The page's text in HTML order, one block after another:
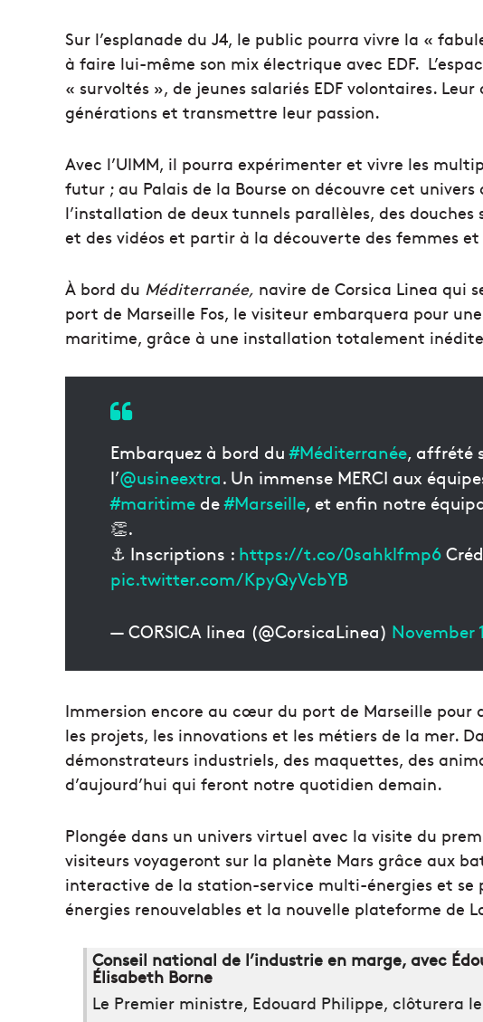
Sur l’esplanade du J4, le public pourra vivre la «
à faire lui-même son mix électrique avec EDF.
« survoltés », de jeunes salariés EDF volontaires.
générations et transmettre leur passion.
Avec l’UIMM, il pourra expérimenter et vivre les
futur ; au Palais de la Bourse on découvre cet
l’installation de deux tunnels parallèles, des
et des vidéos et partir à la découverte des femmes
À bord du Méditerranée, navire de Corsica Linea qui
port de Marseille Fos, le visiteur embarquera pour
maritime, grâce à une installation totalement
Embarquez à bord du#Méditerranée, affrété
l’@usineextra. Un immense MERCI aux
#maritime de#Marseille, et enfin notre
👏.
⚓ Inscriptions : https://t.co/0sahklfmp6
pic.twitter.com/KpyQyVcbYB
— CORSICA linea (@CorsicaLinea) November
Immersion encore au cœur du port de Marseille
les projets, les innovations et les métiers de la mer.
démonstrateurs industriels, des maquettes, des
d’aujourd’hui qui feront notre quotidien demain.
Plongée dans un univers virtuel avec la visite du
visiteurs voyageront sur la planète Mars grâce aux
interactive de la station-service multi-énergies et se
énergies renouvelables et la nouvelle plateforme de
Conseil national de l’industrie en marge, avec
Élisabeth Borne
Le Premier ministre, Edouard Philippe, clôturera